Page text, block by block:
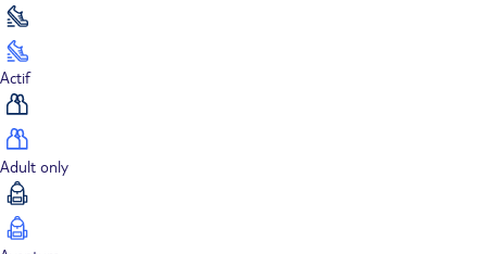
Actif
Adult only